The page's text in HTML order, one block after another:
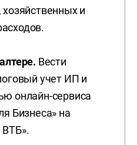
хозяйственных и
Вести
учет ИП и
онлайн-сервиса
Бизнеса» на
ВТБ».